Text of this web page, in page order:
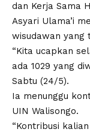
dan Kerja Sama
Asyari Ulama’i
wisudawan yang
“Kita ucapkan
ada 1029 yang
Sabtu (24/5).
Ia menunggu
UIN Walisongo.
“Kontribusi